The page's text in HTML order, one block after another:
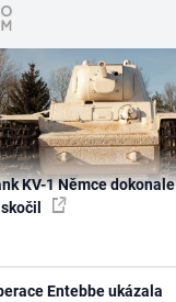
KV-1 Němce dokonale
Entebbe ukázala